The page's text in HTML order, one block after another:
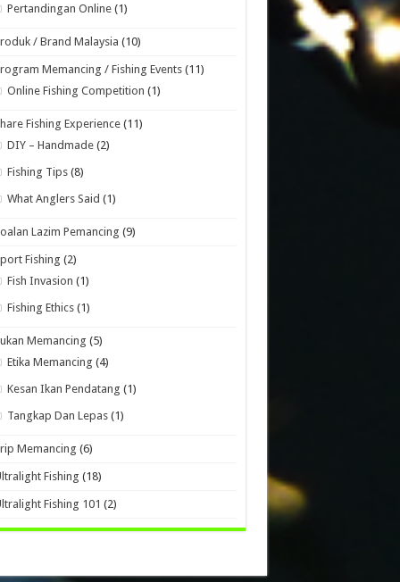
Pertandingan Online (1)
/ Brand Malaysia (10)
Memancing / Fishing Events (11)
Online Fishing Competition (1)
Fishing Experience (11)
DIY – Handmade (2)
Fishing Tips (8)
What Anglers Said (1)
Lazim Pemancing (9)
Fishing (2)
Fish Invasion (1)
Fishing Ethics (1)
Memancing (5)
Etika Memancing (4)
Kesan Ikan Pendatang (1)
Tangkap Dan Lepas (1)
Memancing (6)
Fishing (18)
Fishing 101 (2)